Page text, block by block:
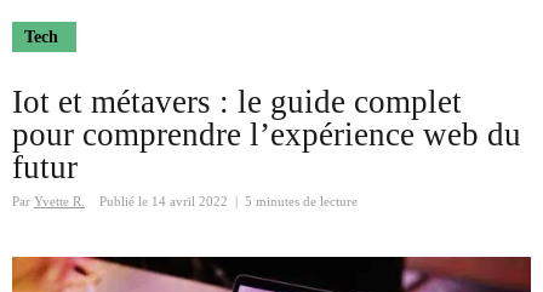
Tech
Iot et métavers : le guide complet
pour comprendre l’expérience web du
futur
Par Yvette R. Publié le 14 avril 2022 5 minutes de lecture